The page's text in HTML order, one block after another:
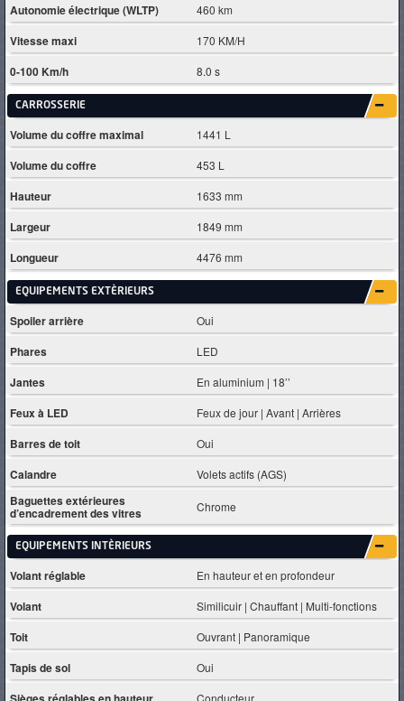
Autonomie électrique (WLTP) 460 km
Vitesse maxi 170 KM/H
0-100 Km/h 8.0 s
CARROSSERIE
Volume du coffre maximal 1441 L
Volume du coffre 453 L
Hauteur 1633 mm
Largeur 1849 mm
Longueur 4476 mm
EQUIPEMENTS EXTÈRIEURS
Spoiler arrière Oui
Phares LED
Jantes En aluminium | 18’’
Feux à LED Feux de jour | Avant | Arrières
Barres de toit Oui
Calandre Volets actifs (AGS)
Baguettes extérieures
d’encadrement des vitres Chrome
EQUIPEMENTS INTÈRIEURS
Volant réglable En hauteur et en profondeur
Volant Similicuir | Chauffant | Multi-fonctions
Toit Ouvrant | Panoramique
Tapis de sol Oui
Conducteur